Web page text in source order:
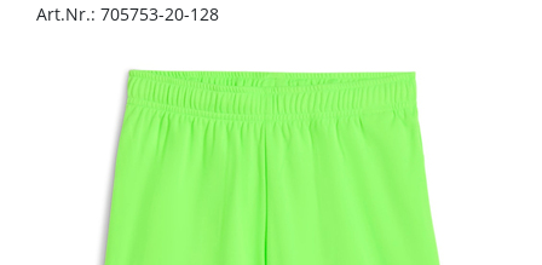
Art.Nr.: 705753-20-128